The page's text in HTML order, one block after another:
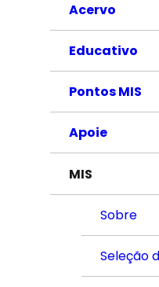
Acervo
Educativo
Pontos MIS
Apoie
MIS
Sobre
Seleção